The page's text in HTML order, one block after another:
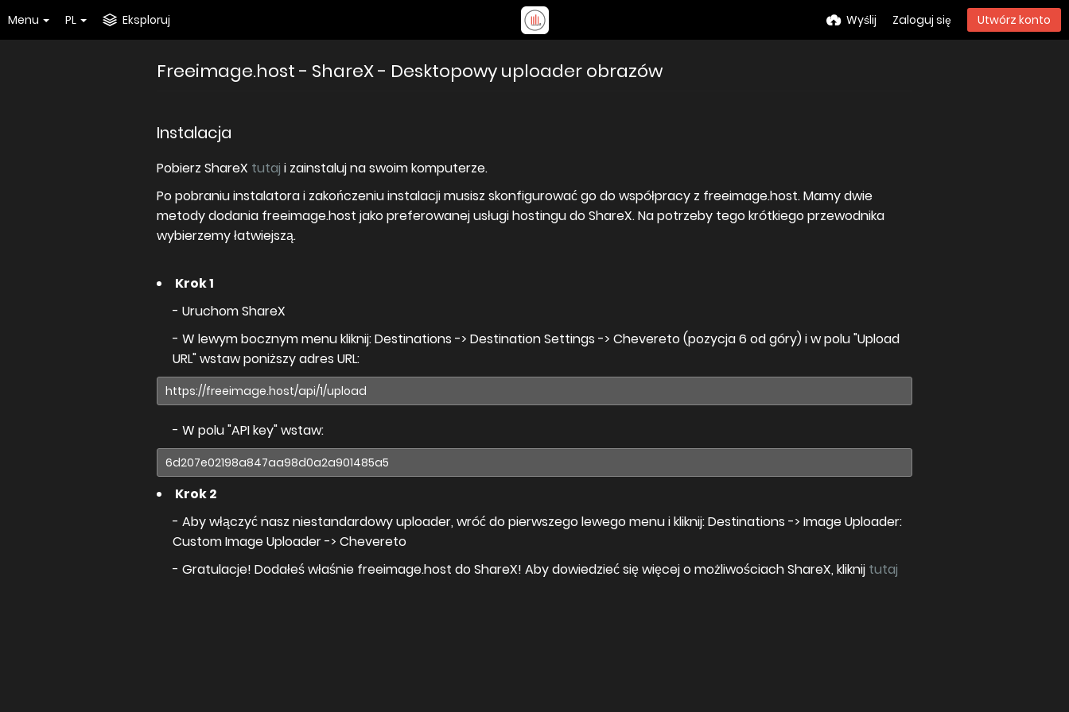
Menu PL Eksploruj Wyślij Zaloguj się Utwórz konto
Freeimage.host - ShareX - Desktopowy uploader obrazów
Instalacja
Pobierz ShareX tutaj i zainstaluj na swoim komputerze.
Po pobraniu instalatora i zakończeniu instalacji musisz skonfigurować go do współpracy z freeimage.host. Mamy dwie
metody dodania freeimage.host jako preferowanej usługi hostingu do ShareX. Na potrzeby tego krótkiego przewodnika
wybierzemy łatwiejszą.
Krok 1
- Uruchom ShareX
- W lewym bocznym menu kliknij: Destinations -> Destination Settings -> Chevereto (pozycja 6 od góry) i w polu "Upload
URL" wstaw poniższy adres URL:
- W polu "API key" wstaw:
Krok 2
- Aby włączyć nasz niestandardowy uploader, wróć do pierwszego lewego menu i kliknij: Destinations -> Image Uploader:
Custom Image Uploader -> Chevereto
- Gratulacje! Dodałeś właśnie freeimage.host do ShareX! Aby dowiedzieć się więcej o możliwościach ShareX, kliknij tutaj